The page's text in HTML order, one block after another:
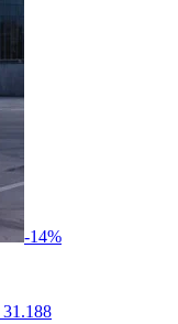
-14%
31.188